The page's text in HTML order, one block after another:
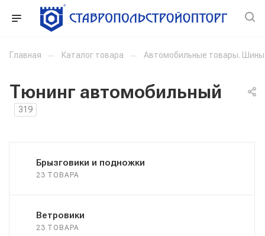
Главная — Каталог товара — Автомобильные товары. Шины
Тюнинг автомобильный
319
Брызговики и подножки
23 ТОВАРА
Ветровики
23 ТОВАРА